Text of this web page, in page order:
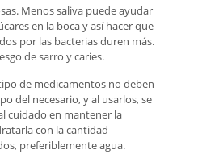
Menos saliva puede ayudar
en la boca y así hacer que
por las bacterias duren más.
de sarro y caries.
de medicamentos no deben
del necesario, y al usarlos, se
cuidado en mantener la
con la cantidad
preferiblemente agua.